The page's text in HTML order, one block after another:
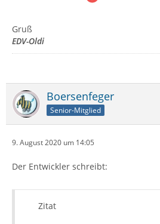
Gruß
EDV-Oldi
Boersenfeger
Senior-Mitglied
9. August 2020 um 14:05
Der Entwickler schreibt:
Zitat